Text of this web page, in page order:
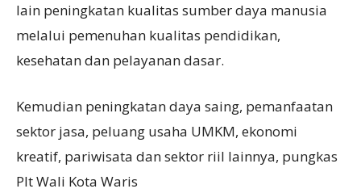
lain peningkatan kualitas sumber daya manusia
melalui pemenuhan kualitas pendidikan,
kesehatan dan pelayanan dasar.
Kemudian peningkatan daya saing, pemanfaatan
sektor jasa, peluang usaha UMKM, ekonomi
kreatif, pariwisata dan sektor riil lainnya, pungkas
Plt Wali Kota Waris